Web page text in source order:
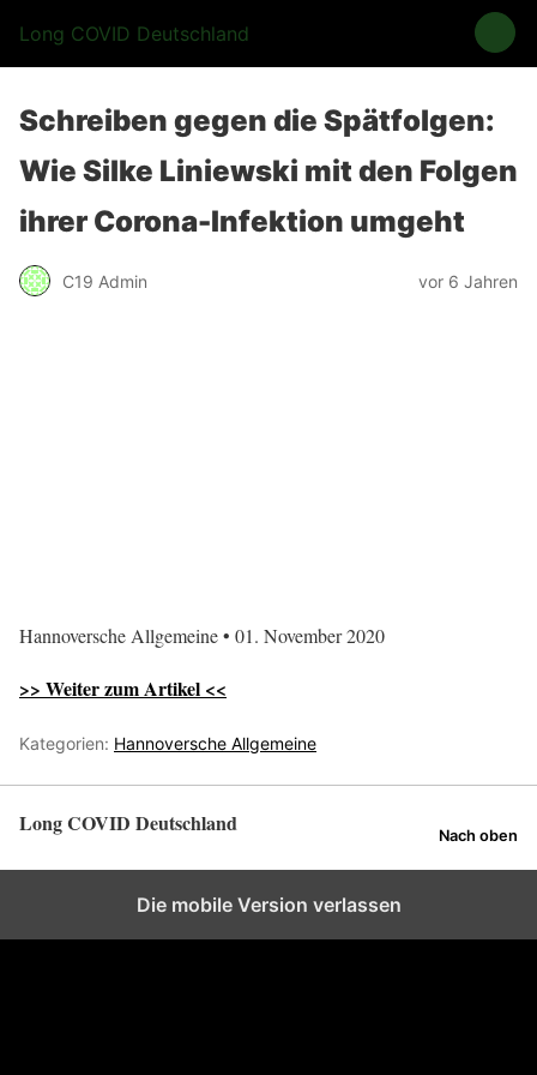
Long COVID Deutschland
Schreiben gegen die Spätfolgen:
Wie Silke Liniewski mit den Folgen
ihrer Corona-Infektion umgeht
C19 Admin vor 6 Jahren
Hannoversche Allgemeine • 01. November 2020
>> Weiter zum Artikel <<
Kategorien: Hannoversche Allgemeine
Long COVID Deutschland Nach oben
Die mobile Version verlassen